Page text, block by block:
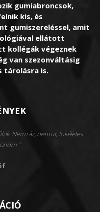
gumiabroncsok,
kis, és
gumiszereléssel, amit
ellátott
kollégák végeznek
van szezonváltásig
tárolásra is.
Nem ráz, nem üt, tökéletes